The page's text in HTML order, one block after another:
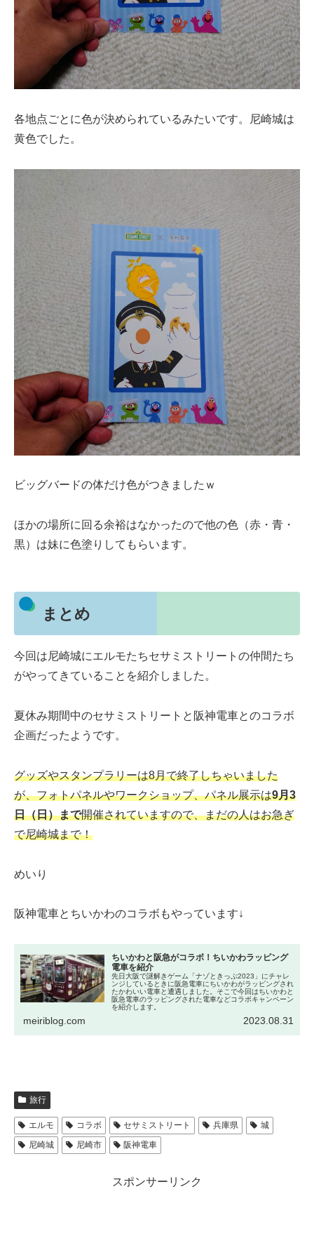
各地点ごとに色が決められているみたいです。尼崎城は
黄色でした。
ビッグバードの体だけ色がつきましたｗ
ほかの場所に回る余裕はなかったので他の色（赤・青・
黒）は妹に色塗りしてもらいます。
まとめ
今回は尼崎城にエルモたちセサミストリートの仲間たち
がやってきていることを紹介しました。
夏休み期間中のセサミストリートと阪神電車とのコラボ
企画だったようです。
グッズやスタンプラリーは8月で終了しちゃいました
が、フォトパネルやワークショップ、パネル展示は9月3
日（日）まで開催されていますので、まだの人はお急ぎ
で尼崎城まで！
めいり
阪神電車とちいかわのコラボもやっています↓
ちいかわと阪急がコラボ！ちいかわラッピング
電車を紹介
先日大阪で謎解きゲーム「ナゾときっぷ2023」にチャレ
ンジしているときに阪急電車にちいかわがラッピングされ
たかわいい電車と遭遇しました。そこで今回はちいかわと
阪急電車のラッピングされた電車などコラボキャンペーン
を紹介します。
meiriblog.com 2023.08.31
旅行
エルモ コラボ セサミストリート 兵庫県
城
尼崎城
尼崎市 阪神電車
スポンサーリンク